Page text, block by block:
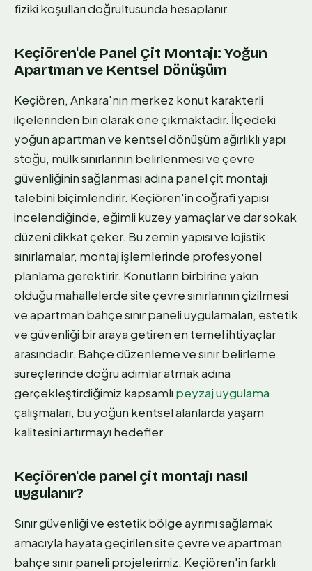
fiziki koşulları doğrultusunda hesaplanır.
Keçiören'de Panel Çit Montajı: Yoğun
Apartman ve Kentsel Dönüşüm
Keçiören, Ankara'nın merkez konut karakterli
ilçelerinden biri olarak öne çıkmaktadır. İlçedeki
yoğun apartman ve kentsel dönüşüm ağırlıklı yapı
stoğu, mülk sınırlarının belirlenmesi ve çevre
güvenliğinin sağlanması adına panel çit montajı
talebini biçimlendirir. Keçiören'in coğrafi yapısı
incelendiğinde, eğimli kuzey yamaçlar ve dar sokak
düzeni dikkat çeker. Bu zemin yapısı ve lojistik
sınırlamalar, montaj işlemlerinde profesyonel
planlama gerektirir. Konutların birbirine yakın
olduğu mahallelerde site çevre sınırlarının çizilmesi
ve apartman bahçe sınır paneli uygulamaları, estetik
ve güvenliği bir araya getiren en temel ihtiyaçlar
arasındadır. Bahçe düzenleme ve sınır belirleme
süreçlerinde doğru adımlar atmak adına
gerçekleştirdiğimiz kapsamlı peyzaj uygulama
çalışmaları, bu yoğun kentsel alanlarda yaşam
kalitesini artırmayı hedefler.
Keçiören'de panel çit montajı nasıl
uygulanır?
Sınır güvenliği ve estetik bölge ayrımı sağlamak
amacıyla hayata geçirilen site çevre ve apartman
bahçe sınır paneli projelerimiz, Keçiören'in farklı